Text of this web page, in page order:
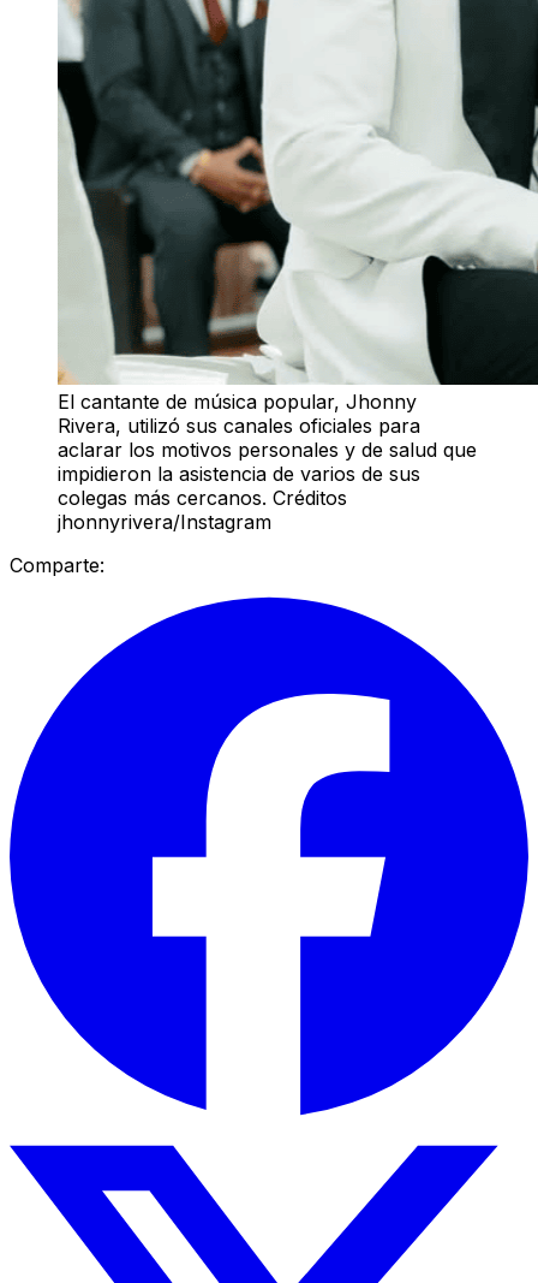
El cantante de música popular, Jhonny
Rivera, utilizó sus canales oficiales para
aclarar los motivos personales y de salud que
impidieron la asistencia de varios de sus
colegas más cercanos. Créditos
jhonnyrivera/Instagram
Comparte: